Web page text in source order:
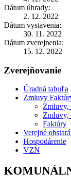
Dátum úhrady:
2. 12. 2022
Dátum vystavenia:
30. 11. 2022
Dátum zverejnenia:
15. 12. 2022
Zverejňovanie
Úradná tabuľa
Zmluvy
Zmluvy,
Zmluvy,
Faktúry
Verejné
Hospodárenie
VZN